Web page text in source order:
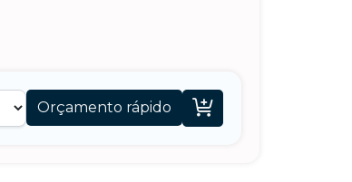
Orçamento rápido 